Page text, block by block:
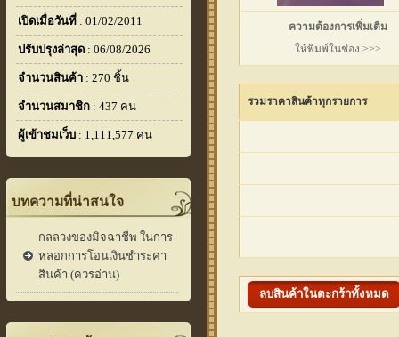
เปิดเมื่อวันที่ : 01/02/2011
ปรับปรุงล่าสุด : 06/08/2026
จำนวนสินค้า : 270 ชิ้น
จำนวนสมาชิก : 437 คน
ผู้เข้าชมเว็บ : 1,111,577 คน
บทความที่น่าสนใจ
กลลวงของมิจฉาชีพ ในการ
หลอกการโอนเงินชำระค่า
สินค้า (ควรอ่าน)
ความต้องการเพิ่มเติม
ให้พิมพ์ในช่อง >>>
รวมราคาสินค้าทุกรายการ